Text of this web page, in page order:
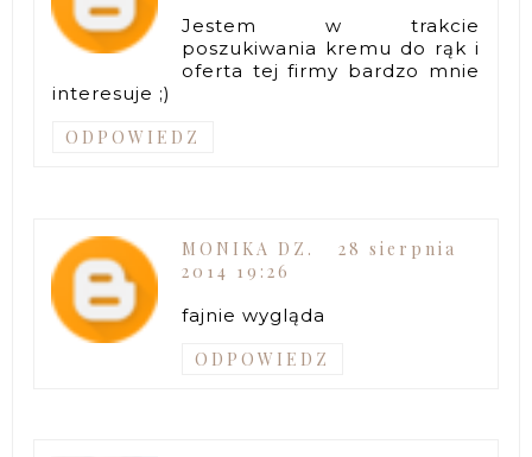
Jestem w trakcie
poszukiwania kremu do rąk i
oferta tej firmy bardzo mnie
interesuje ;)
ODPOWIEDZ
MONIKA DZ.
28 sierpnia
2014 19:26
fajnie wygląda
ODPOWIEDZ